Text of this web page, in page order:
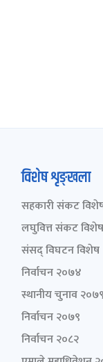
विशेष शृङ्खला
सहकारी संकट
लघुवित्त संकट विशेष
संसद् विघटन विशेष
निर्वाचन २०७४
स्थानीय चुनाव २०७९
निर्वाचन २०७९
निर्वाचन २०८२